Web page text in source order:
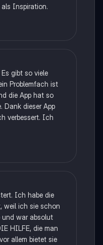
Inspiration.
gibt so viele
Problemfach ist
die App hat so
Dank dieser App
verbessert. Ich
Ich habe die
weil ich sie schon
und war absolut
HILFE, die man
allem bietet sie